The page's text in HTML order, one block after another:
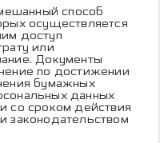
способ
осуществляется
доступ
или
Документы
по достижении
бумажных
данных
со сроком действия
законодательством